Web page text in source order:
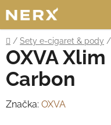
na
obsah
Domů
/ Sety e-cigaret & pody /
OXVA
Carbon
Značka: OXVA